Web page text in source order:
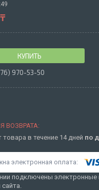
КУПИТЬ
970-53-50
товара в течение 14 дней по
подключены